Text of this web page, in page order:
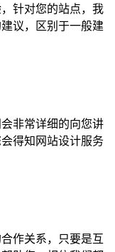
针对您的站点，我
议，区别于一般建
非常详细的向您讲
得知网站设计服务
作关系，只要是互